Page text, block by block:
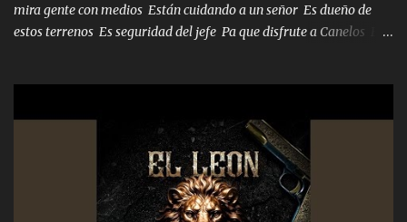
mira gente con medios Están cuidando a un señor Es dueño de
estos terrenos Es seguridad del jefe Pa que disfrute a Canelos Es
ni tampoco las mujeres porque es platica de grandes por eso hay
que estar alegres doy las instrucciones para atender los deberes
Música Si es que salta algún problema de confianza tengo gente
ahí está el Hombre Cuarenta y también Pariente 7 arreglan
cualquier problema no más es cuestión que ordené NOS HACE